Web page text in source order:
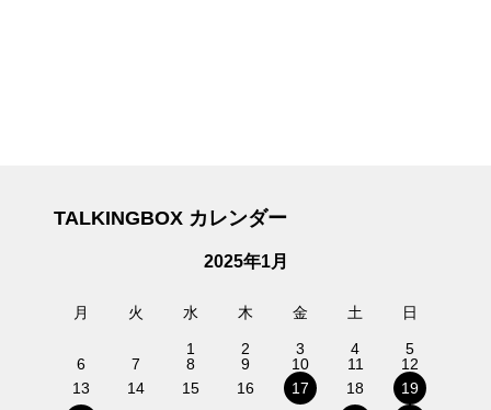
TALKINGBOX カレンダー
2025年1月
月 火 水 木 金 土 日
1 2 3 4
5
6
7 8 9 10 11
12
13
14 15 16 17 18
19